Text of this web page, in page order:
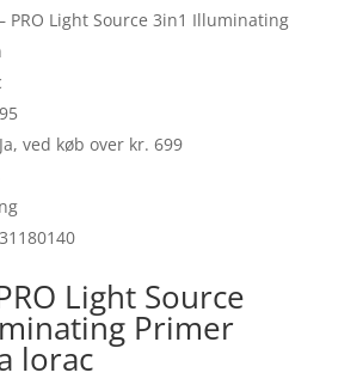
PRO Light Source 3in1 Illuminating
ved køb over kr. 699
Light Source
Primer
lorac